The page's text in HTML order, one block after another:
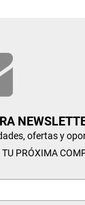
ofertas y
TU PRÓXIMA